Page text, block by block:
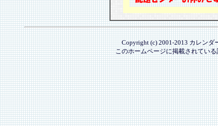
Copyright (c) 2001-2013 カレンダ
このホームページに掲載されてい